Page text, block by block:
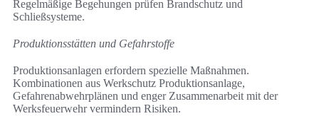
Regelmäßige Begehungen prüfen Brandschutz und
Schließsysteme.
Produktionsstätten und Gefahrstoffe
Produktionsanlagen erfordern spezielle Maßnahmen.
Kombinationen aus Werkschutz Produktionsanlage,
Gefahrenabwehrplänen und enger Zusammenarbeit mit der
Werksfeuerwehr vermindern Risiken.